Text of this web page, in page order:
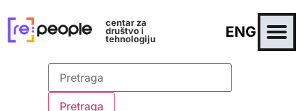
centar za
društvo i
tehnologiju ENG